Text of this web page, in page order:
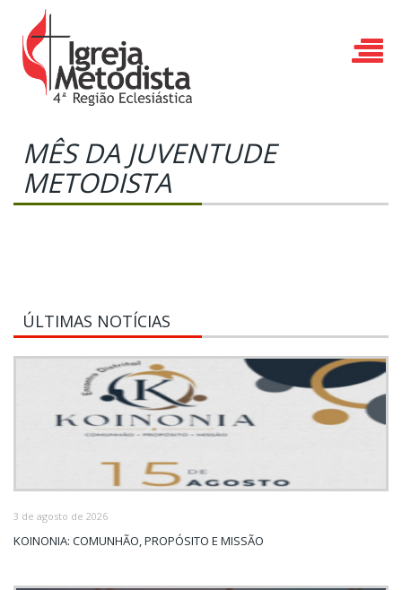
MÊS DA JUVENTUDE
METODISTA
ÚLTIMAS NOTÍCIAS
3 de agosto de 2026
KOINONIA: COMUNHÃO, PROPÓSITO E MISSÃO